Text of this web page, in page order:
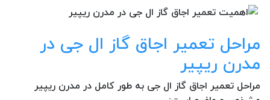
مراحل تعمیر اجاق گاز ال جی در
مدرن ریپیر
مراحل تعمیر اجاق گاز ال جی به طور کامل در مدرن ریپیر